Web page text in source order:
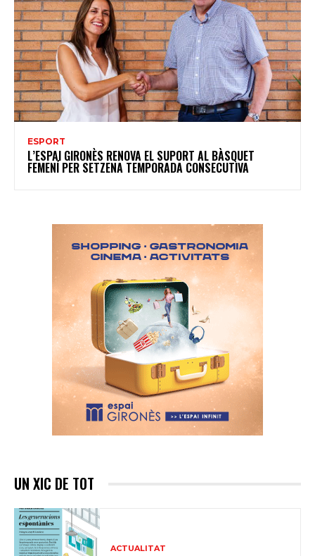
ESPORT
L’ESPAI GIRONÈS RENOVA EL SUPORT AL BÀSQUET
FEMENÍ PER SETZENA TEMPORADA CONSECUTIVA
UN XIC DE TOT
ACTUALITAT